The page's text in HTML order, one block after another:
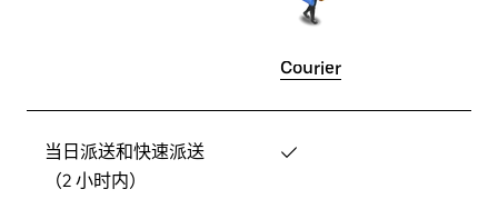
Courier
当日派送和快速派送
（2 小时内）
✓